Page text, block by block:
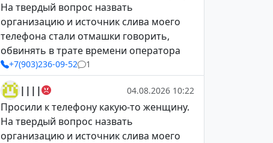
На твердый вопрос назвать
организацию и источник слива моего
телефона стали отмашки говорить,
обвинять в трате времени оператора
+7(903)236-09-52 1
|||| 04.08.2026 10:22
Просили к телефону какую-то женщину.
На твердый вопрос назвать
организацию и источник слива моего